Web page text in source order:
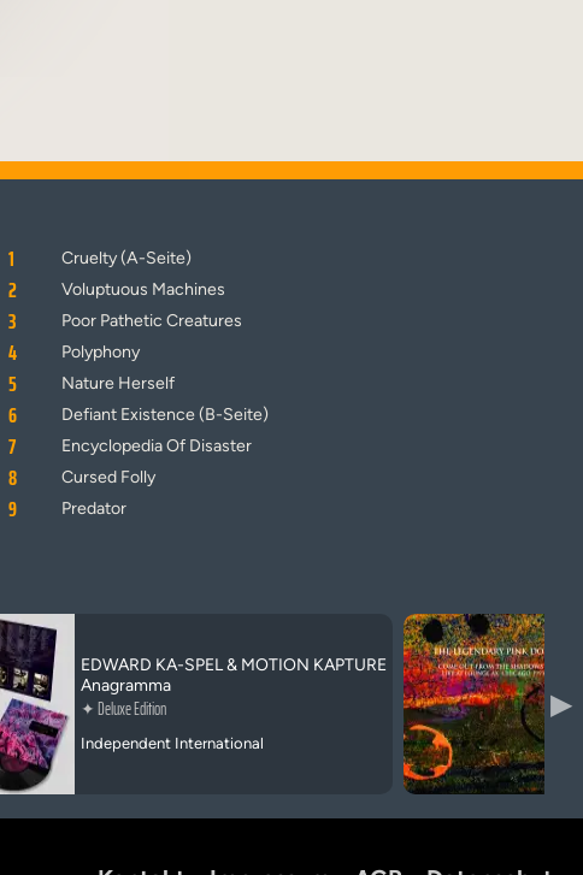
1 Cruelty (A-Seite)
2 Voluptuous Machines
3 Poor Pathetic Creatures
4 Polyphony
5 Nature Herself
6 Defiant Existence (B-Seite)
7 Encyclopedia Of Disaster
8 Cursed Folly
9 Predator
EDWARD KA-SPEL & MOTION KAPTURE
Anagramma
✦Deluxe Edition
Independent International
▶